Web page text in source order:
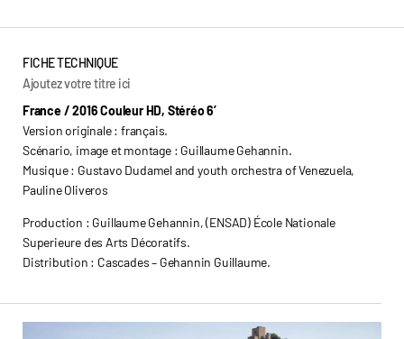
FICHE TECHNIQUE
Ajoutez votre titre ici
France / 2016 Couleur HD, Stéréo 6’
Version originale : français.
Scénario, image et montage : Guillaume Gehannin.
Musique : Gustavo Dudamel and youth orchestra of Venezuela,
Pauline Oliveros
Production : Guillaume Gehannin, (ENSAD) École Nationale
Superieure des Arts Décoratifs.
Distribution : Cascades – Gehannin Guillaume.